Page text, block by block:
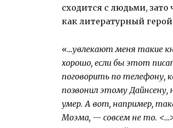
сходится с людьми, зато
как литературный
«…увлекают меня такие
хорошо, если бы этот
поговорить по телефону,
позвонил этому Дайнсену,
умер. А вот, например,
Моэма, — со­всем не то.